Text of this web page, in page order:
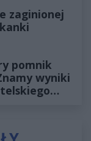
zaginionej
pomnik
wyniki